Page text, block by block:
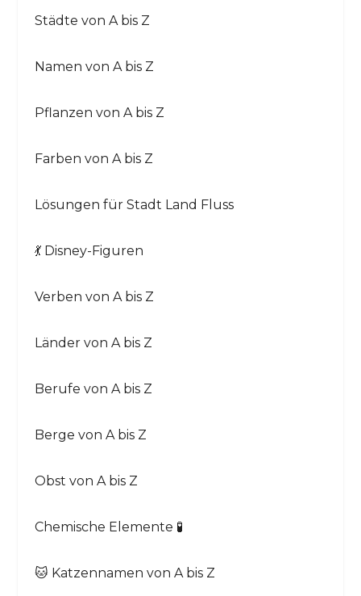
Städte von A bis Z
Namen von A bis Z
Pflanzen von A bis Z
Farben von A bis Z
Lösungen für Stadt Land Fluss
💃 Disney-Figuren
Verben von A bis Z
Länder von A bis Z
Berufe von A bis Z
Berge von A bis Z
Obst von A bis Z
Chemische Elemente 🧪
🐱 Katzennamen von A bis Z